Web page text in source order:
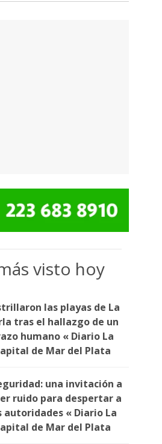
visto hoy
las playas de La
tras el hallazgo de un
humano « Diario La
de Mar del Plata
una invitación a
ruido para despertar a
autoridades « Diario La
de Mar del Plata